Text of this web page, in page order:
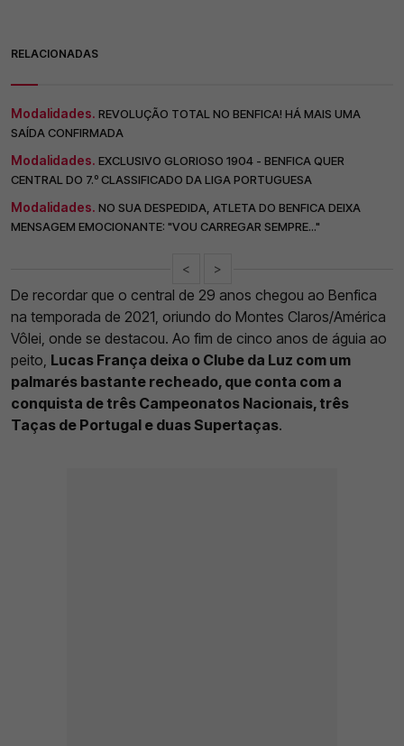
RELACIONADAS
Modalidades. REVOLUÇÃO TOTAL NO BENFICA! HÁ MAIS UMA
SAÍDA CONFIRMADA
Modalidades. EXCLUSIVO GLORIOSO 1904 - BENFICA QUER
CENTRAL DO 7.º CLASSIFICADO DA LIGA PORTUGUESA
Modalidades. NO SUA DESPEDIDA, ATLETA DO BENFICA DEIXA
MENSAGEM EMOCIONANTE: "VOU CARREGAR SEMPRE..."
< >
De recordar que o central de 29 anos chegou ao Benfica
na temporada de 2021, oriundo do Montes Claros/América
Vôlei, onde se destacou. Ao fim de cinco anos de águia ao
peito, Lucas França deixa o Clube da Luz com um
palmarés bastante recheado, que conta com a
conquista de três Campeonatos Nacionais, três
Taças de Portugal e duas Supertaças.